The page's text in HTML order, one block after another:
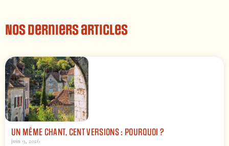
Nos derniers articles
UN MÊME CHANT, CENT VERSIONS : POURQUOI ?
juin 9, 2026